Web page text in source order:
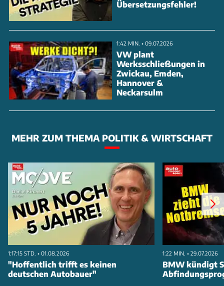
Übersetzungsfehler!
1:42 MIN. • 09.07.2026
VW plant
Werksschließungen in
Zwickau, Emden,
Hannover &
Neckarsulm
MEHR ZUM THEMA POLITIK & WIRTSCHAFT
1:17:15 STD. • 01.08.2026
"Hoffentlich trifft es keinen
deutschen Autobauer"
1:22 MIN. • 29.07.2026
BMW kündigt